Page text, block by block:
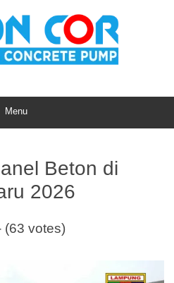
Menu
Beton di
2026
(63 votes)